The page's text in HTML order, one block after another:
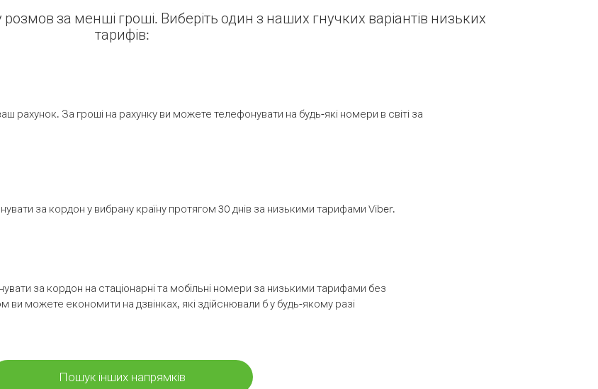
за менші гроші. Виберіть один з наших гнучких варіантів низьких
тарифів:
рахунок. За гроші на рахунку ви можете телефонувати на будь-які номери в світі за
за кордон у вибрану країну протягом 30 днів за низькими тарифами Viber.
за кордон на стаціонарні та мобільні номери за низькими тарифами без
ви можете економити на дзвінках, які здійснювали б у будь-якому разі
Пошук інших напрямків